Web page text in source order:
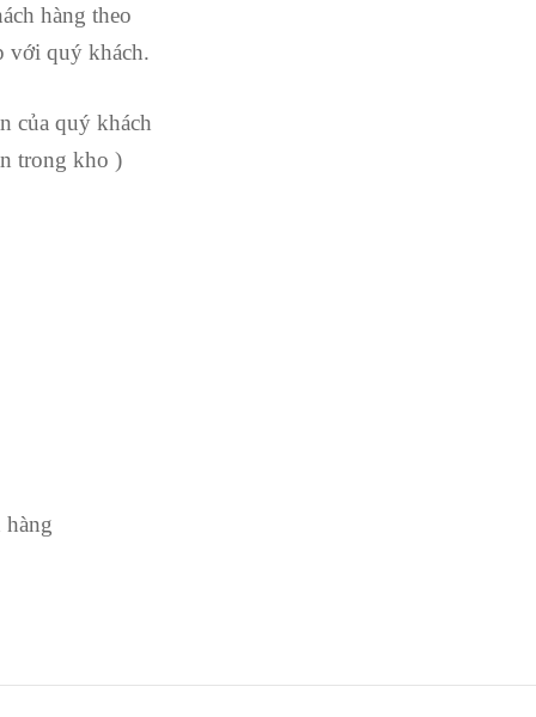
hàng theo
với quý khách.
của quý khách
trong kho )